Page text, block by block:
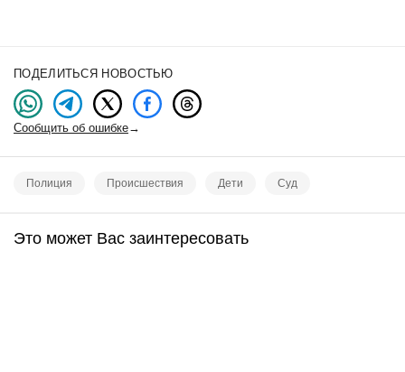
ПОДЕЛИТЬСЯ НОВОСТЬЮ
Сообщить об ошибке→
Полиция Происшествия Дети Суд
Это может Вас заинтересовать